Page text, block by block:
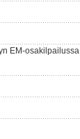
EM-osakilpailussa